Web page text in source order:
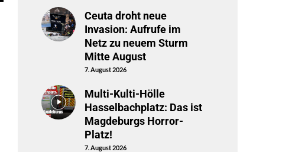
Ceuta droht neue
Invasion: Aufrufe im
Netz zu neuem Sturm
Mitte August
7. August 2026
Multi-Kulti-Hölle
Hasselbachplatz: Das ist
Magdeburgs Horror-
Platz!
7. August 2026